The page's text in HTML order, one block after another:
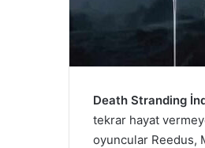
Death Stranding
tekrar hayat
oyuncular Reedus,